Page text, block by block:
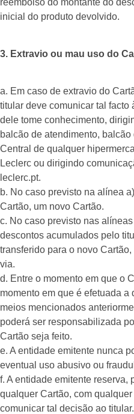
inicial do produto devolvido.
3. Extravio ou mau uso do
a. Em caso de extravio do
titular deve comunicar tal
dele tome conhecimento,
balcão de atendimento,
Central de qualquer
Leclerc ou dirigindo
leclerc.pt.
b. No caso previsto na alínea
Cartão, um novo Cartão.
c. No caso previsto nas
descontos acumulados pelo
transferido para o novo
via.
d. Entre o momento em que o
momento em que é efetuada
meios mencionados
poderá ser responsabilizada
Cartão seja feito.
e. A entidade emitente nunca
eventual uso abusivo ou
f. A entidade emitente reserva,
qualquer Cartão, com
comunicar tal decisão ao titular.